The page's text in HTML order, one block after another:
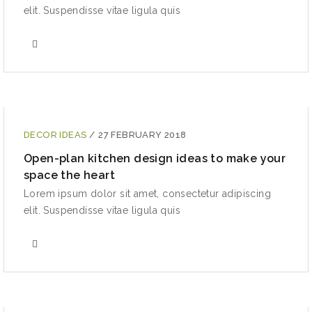
elit. Suspendisse vitae ligula quis
DECOR IDEAS / 27 FEBRUARY 2018
Open-plan kitchen design ideas to make your
space the heart
Lorem ipsum dolor sit amet, consectetur adipiscing
elit. Suspendisse vitae ligula quis